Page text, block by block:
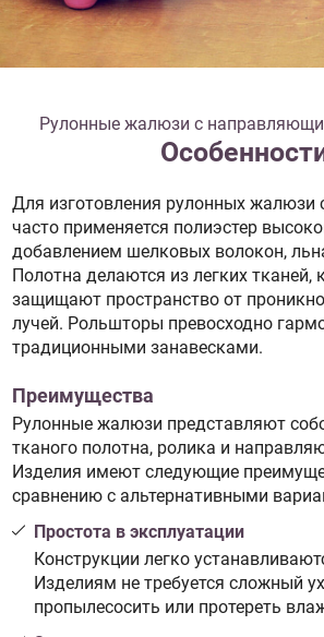
Рулонные жалюзи с
Для изготовления рулонных
часто применяется полиэстер
добавлением шелковых волокон,
Полотна делаются из легких тканей,
защищают пространство от
лучей. Рольшторы превосходно
традиционными занавесками.
Преимущества
Рулонные жалюзи представляют
тканого полотна, ролика и
Изделия имеют следующие
сравнению с альтернативными
Простота в эксплуатации
Конструкции легко
Изделиям не требуется сложный
пропылесосить или протереть